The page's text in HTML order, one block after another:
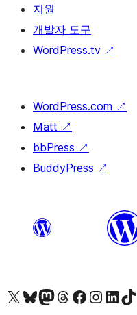
지원
개발자 도구
WordPress.tv ↗
WordPress.com ↗
Matt ↗
bbPress ↗
BuddyPress ↗
X(이전 트위터) 계정 방문하기블루스카이 계정 방문하기마스토돈 계정 방문하기스레드 계정 방문하기 페이스북 페이지 방문하기인스타그램 계정 방문하기 LinkedIn 계정 방문하기틱톡 계정 방문하기